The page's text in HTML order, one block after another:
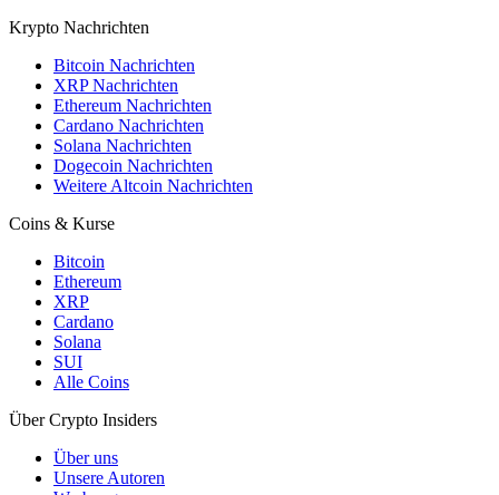
Krypto Nachrichten
Bitcoin Nachrichten
XRP Nachrichten
Ethereum Nachrichten
Cardano Nachrichten
Solana Nachrichten
Dogecoin Nachrichten
Weitere Altcoin Nachrichten
Coins & Kurse
Bitcoin
Ethereum
XRP
Cardano
Solana
SUI
Alle Coins
Über Crypto Insiders
Über uns
Unsere Autoren